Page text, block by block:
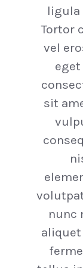
ligula
Tortor
vel
sit
nunc
aliquet